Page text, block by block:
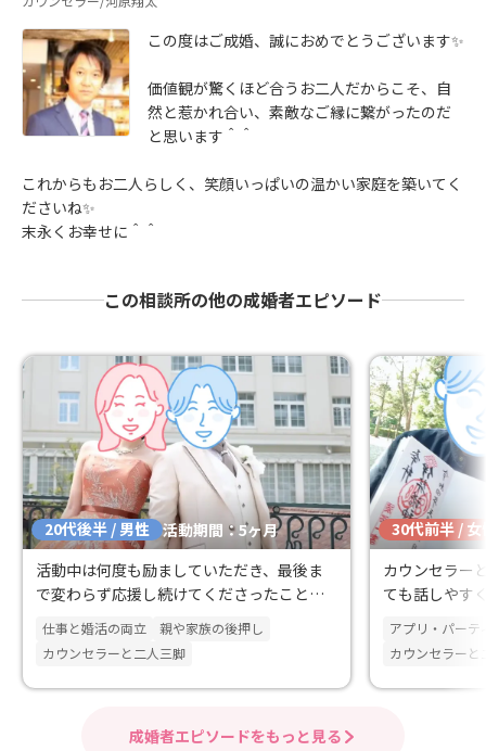
この度はご成婚、誠におめでとうございます✨
価値観が驚くほど合うお二人だからこそ、自
然と惹かれ合い、素敵なご縁に繋がったのだ
と思います＾＾
これからもお二人らしく、笑顔いっぱいの温かい家庭を築いてく
ださいね✨
末永くお幸せに＾＾
この相談所の他の成婚者エピソード
20代後半 / 男性 活動期間：5ヶ月
活動中は何度も励ましていただき、最後ま
で変わらず応援し続けてくださったことに
心から感謝しています。
仕事と婚活の両立
親や家族の後押し
カウンセラーと二人三脚
30代前半 / 女
カウンセラー
ても話しやす
感覚で何でも
アプリ・パーテ
カウンセラーと
成婚者エピソードをもっと見る